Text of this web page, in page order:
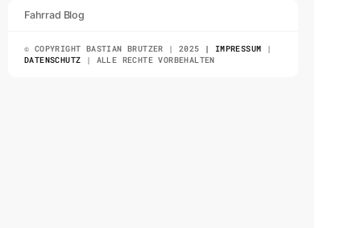
Fahrrad Blog
© COPYRIGHT BASTIAN BRUTZER | 2025 | IMPRESSUM |
DATENSCHUTZ | ALLE RECHTE VORBEHALTEN